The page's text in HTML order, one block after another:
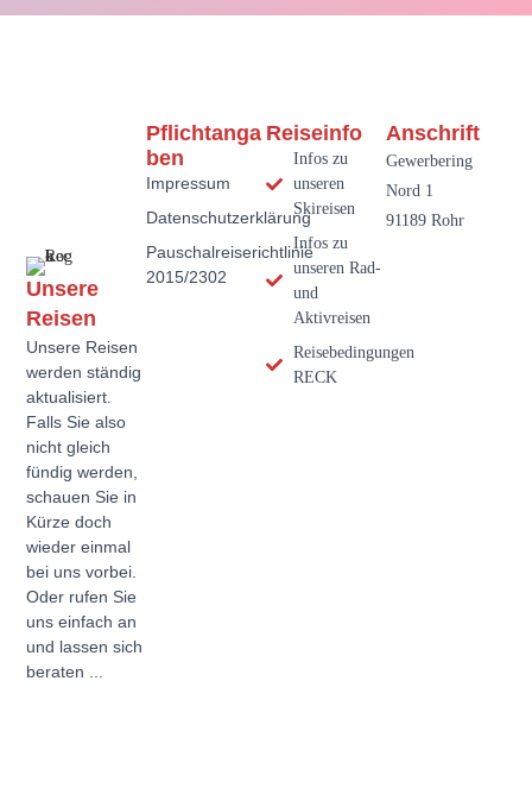
Unsere
Reisen
Unsere Reisen
werden ständig
aktualisiert.
Falls Sie also
nicht gleich
fündig werden,
schauen Sie in
Kürze doch
wieder einmal
bei uns vorbei.
Oder rufen Sie
uns einfach an
und lassen sich
beraten ...
Reiseinfo
Infos zu
unseren
Skireisen
Infos zu
unseren Rad-
und
Aktivreisen
Reisebedingungen
RECK
Pflichtanga
Ben
Impressum
Datenschutzerklärung
Pauschalreiserichtlinie
2015/2302
Anschrift
Gewerbering
Nord 1
91189 Rohr